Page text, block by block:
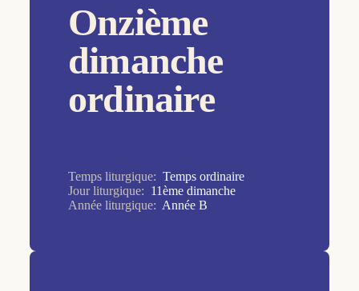
18ème dimanche
1er dimanche
20ème dimanche
23ème dimanche
24ème dimanche
Onzième
dimanche
ordinaire
Temps liturgique: Temps ordinaire
Jour liturgique: 11ème dimanche
Année liturgique: Année B